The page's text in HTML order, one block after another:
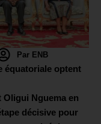
Par ENB
équatoriale optent
Oligui Nguema en
décisive pour